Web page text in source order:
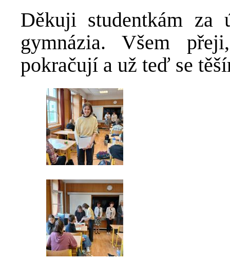
Děkuji studentkám za
gymnázia. Všem
pokračují a už teď se